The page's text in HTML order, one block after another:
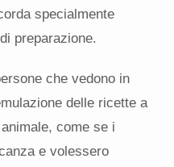
specialmente
preparazione.
che vedono in
delle ricette a
come se i
e volessero